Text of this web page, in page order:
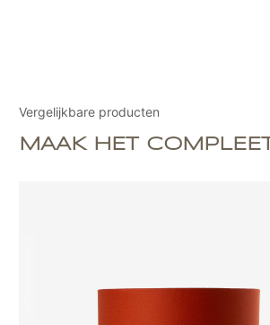
Vergelijkbare producten
MAAK HET COMPLEET